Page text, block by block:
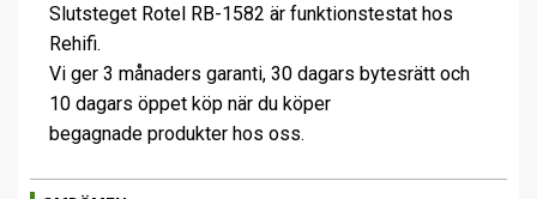
Slutsteget Rotel RB-1582 är funktionstestat hos
Rehifi.
Vi ger 3 månaders garanti, 30 dagars bytesrätt och
10 dagars öppet köp när du köper
begagnade produkter hos oss.